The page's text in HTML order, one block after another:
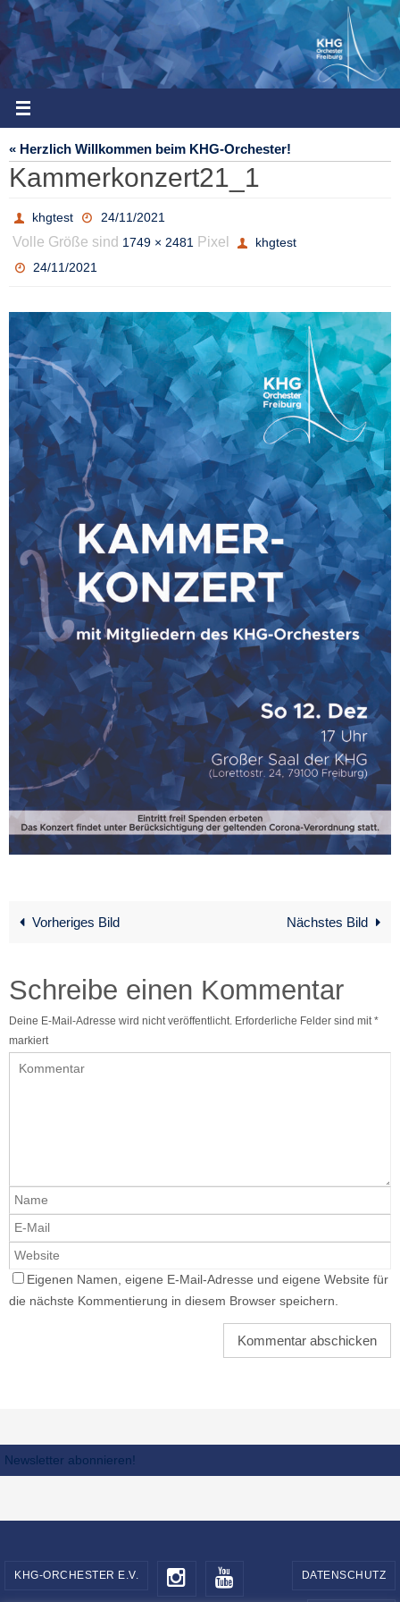
Zum
Inhalt
springen
« Herzlich Willkommen beim KHG-Orchester!
Kammerkonzert21_1
khgtest 24/11/2021
Volle Größe sind 1749 × 2481 Pixel
khgtest
24/11/2021
Vorheriges Bild Nächstes Bild
Schreibe einen Kommentar
Deine E-Mail-Adresse wird nicht veröffentlicht. Erforderliche Felder sind mit *
markiert
Eigenen Namen, eigene E-Mail-Adresse und eigene Website für
die nächste Kommentierung in diesem Browser speichern.
Newsletter abonnieren!
KHG-ORCHESTER E.V. DATENSCHUTZ